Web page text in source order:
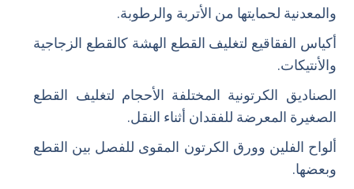
والمعدنية لحمايتها من الأتربة والرطوبة.
أكياس الفقاقيع لتغليف القطع الهشة كالقطع الزجاجية
والأنتيكات.
الصناديق الكرتونية المختلفة الأحجام لتغليف القطع
الصغيرة المعرضة للفقدان أثناء النقل.
ألواح الفلين وورق الكرتون المقوى للفصل بين القطع
وبعضها.